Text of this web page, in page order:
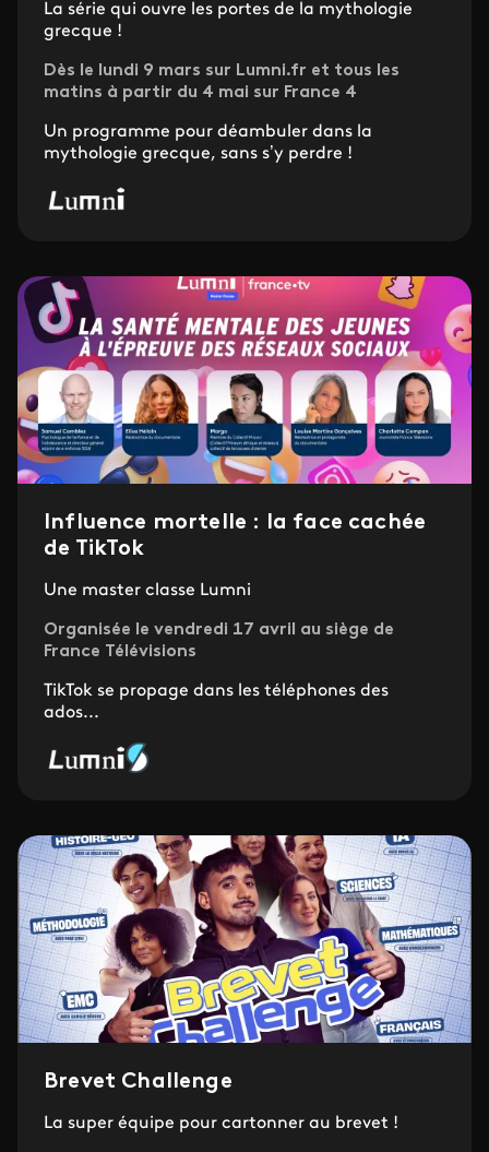
La série qui ouvre les portes de la mythologie
grecque !
Dès le lundi 9 mars sur Lumni.fr et tous les
matins à partir du 4 mai sur France 4
Un programme pour déambuler dans la
mythologie grecque, sans s’y perdre !
Influence mortelle : la face cachée
de TikTok
Une master classe Lumni
Organisée le vendredi 17 avril au siège de
France Télévisions
TikTok se propage dans les téléphones des
ados...
Brevet Challenge
La super équipe pour cartonner au brevet !